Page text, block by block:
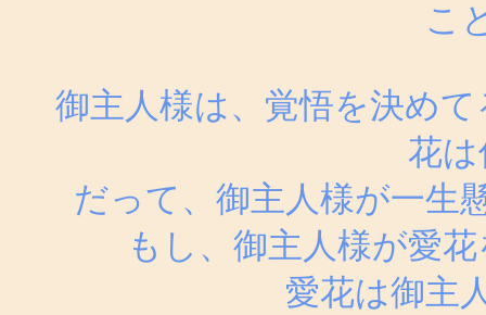
こ
御主人様は、覚悟を決め
花
だって、御主人様が一生
もし、御主人様が愛
愛花は御主